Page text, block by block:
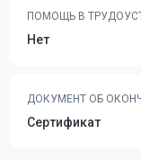
ПОМОЩЬ В
Нет
ДОКУМЕНТ ОБ
Сертификат